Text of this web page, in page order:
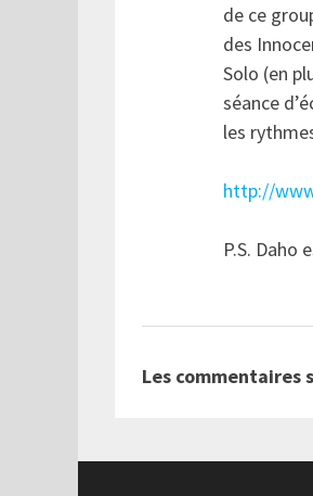
de ce
des
Solo (en
séance
les
http://
P.S. Daho
Les commentaires